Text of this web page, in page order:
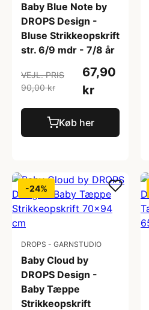
Baby Blue Note by
DROPS Design -
Bluse Strikkeopskrift
str. 6/9 mdr - 7/8 år
VEJL. PRIS
90,00 kr
67,90
kr
Køb her
-24%
DROPS - GARNSTUDIO
Baby Cloud by
DROPS Design -
Baby Tæppe
Strikkeopskrift